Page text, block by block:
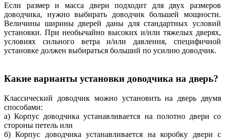
Если размер и масса двери подходит для двух размеров
доводчика, нужно выбирать доводчик большей мощности.
Величины ширины дверей даны для стандартных условий
установки. При необычайно высоких и/или тяжелых дверях,
условиях сильного ветра и/или давления, специфичной
установке должен выбираться больший по усилию доводчик.
Какие варианты установки доводчика на дверь?
Классический доводчик можно установить на дверь двумя
способами:
а) Корпус доводчика устанавливается на полотно двери со
стороны петель или
б) Корпус доводчика устанавливается на коробку двери с